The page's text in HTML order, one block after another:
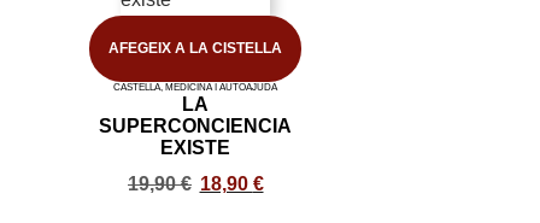
AFEGEIX A LA CISTELLA
CASTELLÀ, MEDICINA I AUTOAJUDA
LA
SUPERCONCIENCIA
EXISTE
19,90€ 18,90 €